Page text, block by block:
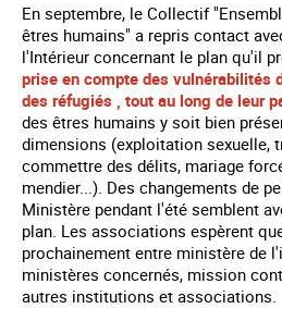
En septembre, le Collectif
êtres humains" a repris contact
l'Intérieur concernant le plan qu'il
prise en compte des vulnérabilités
des réfugiés , tout au long de leur
des êtres humains y soit bien
dimensions (exploitation sexuelle,
commettre des délits, mariage
mendier...). Des changements de
Ministère pendant l'été semblent
plan. Les associations espèrent
prochainement entre ministère de
ministères concernés, mission
autres institutions et associations.